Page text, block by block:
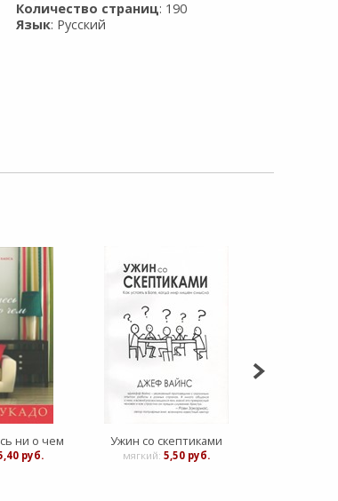
Количество страниц: 190
Язык: Русский
ни о чем
руб.
Ужин со скептиками
мягкий:5,50 руб.